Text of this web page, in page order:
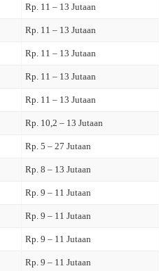
Rp. 11 – 13 Jutaan
Rp. 11 – 13 Jutaan
Rp. 11 – 13 Jutaan
Rp. 11 – 13 Jutaan
Rp. 11 – 13 Jutaan
Rp. 10,2 – 13 Jutaan
Rp. 5 – 27 Jutaan
Rp. 8 – 13 Jutaan
Rp. 9 – 11 Jutaan
Rp. 9 – 11 Jutaan
Rp. 9 – 11 Jutaan
Rp. 9 – 11 Jutaan